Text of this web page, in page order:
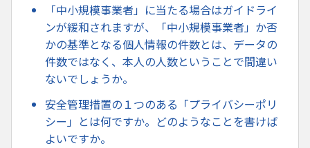
「中小規模事業者」に当たる場合はガイドライ
ンが緩和されますが、「中小規模事業者」か否
かの基準となる個人情報の件数とは、データの
件数ではなく、本人の人数ということで間違い
ないでしょうか。
安全管理措置の１つのある「プライバシーポリ
シー」とは何ですか。どのようなことを書けば
よいですか。